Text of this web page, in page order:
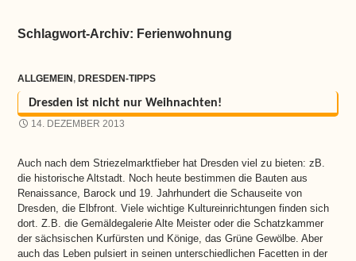
Schlagwort-Archiv: Ferienwohnung
ALLGEMEIN , DRESDEN-TIPPS
Dresden ist nicht nur Weihnachten!
14. DEZEMBER 2013
Auch nach dem Striezelmarktfieber hat Dresden viel zu bieten: zB.
die historische Altstadt. Noch heute bestimmen die Bauten aus
Renaissance, Barock und 19. Jahrhundert die Schauseite von
Dresden, die Elbfront. Viele wichtige Kultureinrichtungen finden sich
dort. Z.B. die Gemäldegalerie Alte Meister oder die Schatzkammer
der sächsischen Kurfürsten und Könige, das Grüne Gewölbe. Aber
auch das Leben pulsiert in seinen unterschiedlichen Facetten in der